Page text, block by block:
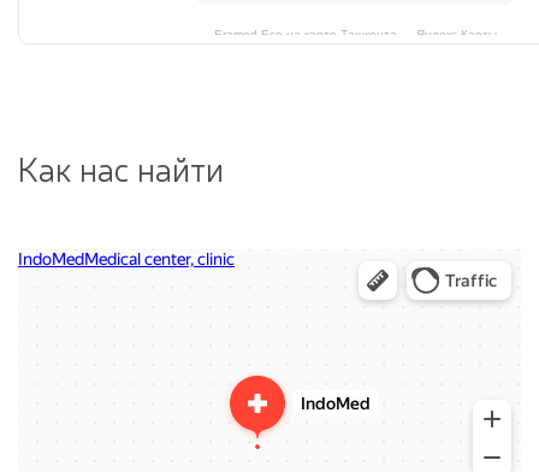
Eramed Eco на карте Ташкента — Яндекс Карты
Как нас найти